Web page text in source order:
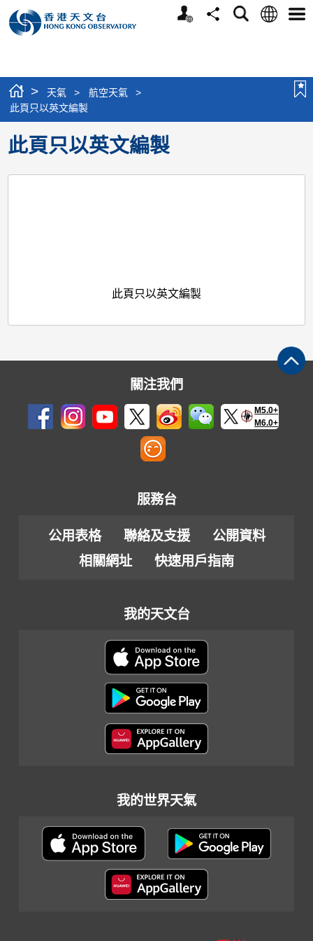
個
分
搜
語
選
> 天氣 > 航空天氣
>
此頁只以英文編製
此頁只以英文編製
此頁只以英文編製
關注我們
M5.0+
M6.0+
服務台
公用表格 聯絡及支援
公開資料
相關網址
快速用戶指南
我的天文台
我的世界天氣